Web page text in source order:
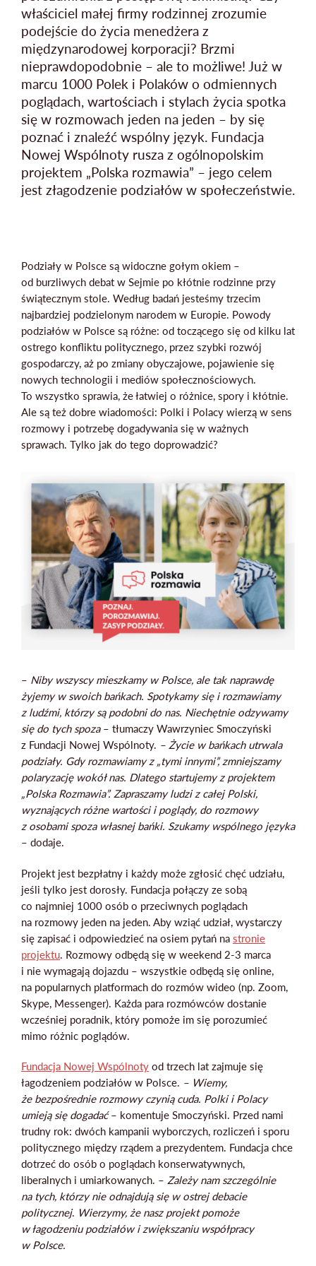
Mapa strony
właściciel małej firmy rodzinnej zrozumie
podejście do życia menedżera z
międzynarodowej korporacji? Brzmi
nieprawdopodobnie – ale to możliwe! Już w
marcu 1000 Polek i Polaków o odmiennych
poglądach, wartościach i stylach życia spotka
się w rozmowach jeden na jeden – by się
poznać i znaleźć wspólny język. Fundacja
Nowej Wspólnoty rusza z ogólnopolskim
projektem „Polska rozmawia” – jego celem
jest złagodzenie podziałów w społeczeństwie.
Podziały w Polsce są widoczne gołym okiem –
od burzliwych debat w Sejmie po kłótnie rodzinne przy
świątecznym stole. Według badań jesteśmy trzecim
najbardziej podzielonym narodem w Europie. Powody
podziałów w Polsce są różne: od toczącego się od kilku lat
ostrego konfliktu politycznego, przez szybki rozwój
gospodarczy, aż po zmiany obyczajowe, pojawienie się
nowych technologii i mediów społecznościowych.
To wszystko sprawia, że łatwiej o różnice, spory i kłótnie.
Ale są też dobre wiadomości: Polki i Polacy wierzą w sens
rozmowy i potrzebę dogadywania się w ważnych
sprawach. Tylko jak do tego doprowadzić?
– Niby wszyscy mieszkamy w Polsce, ale tak naprawdę
żyjemy w swoich bańkach. Spotykamy się i rozmawiamy
z ludźmi, którzy są podobni do nas. Niechętnie odzywamy
się do tych spoza– tłumaczy Wawrzyniec Smoczyński
z Fundacji Nowej Wspólnoty. – Życie w bańkach utrwala
podziały. Gdy rozmawiamy z „tymi innymi”, zmniejszamy
polaryzację wokół nas. Dlatego startujemy z projektem
„Polska Rozmawia”. Zapraszamy ludzi z całej Polski,
wyznających różne wartości i poglądy, do rozmowy
z osobami spoza własnej bańki. Szukamy wspólnego języka
– dodaje.
Projekt jest bezpłatny i każdy może zgłosić chęć udziału,
jeśli tylko jest dorosły. Fundacja połączy ze sobą
co najmniej 1000 osób o przeciwnych poglądach
na rozmowy jeden na jeden. Aby wziąć udział, wystarczy
się zapisać i odpowiedzieć na osiem pytań nastronie
projektu. Rozmowy odbędą się w weekend 2-3 marca
i nie wymagają dojazdu – wszystkie odbędą się online,
na popularnych platformach do rozmów wideo (np. Zoom,
Skype, Messenger). Każda para rozmówców dostanie
wcześniej poradnik, który pomoże im się porozumieć
mimo różnic poglądów.
Fundacja Nowej Wspólnotyod trzech lat zajmuje się
łagodzeniem podziałów w Polsce. – Wiemy,
że bezpośrednie rozmowy czynią cuda. Polki i Polacy
umieją się dogadać– komentuje Smoczyński. Przed nami
trudny rok: dwóch kampanii wyborczych, rozliczeń i sporu
politycznego między rządem a prezydentem. Fundacja chce
dotrzeć do osób o poglądach konserwatywnych,
liberalnych i umiarkowanych. – Zależy nam szczególnie
na tych, którzy nie odnajdują się w ostrej debacie
politycznej. Wierzymy, że nasz projekt pomoże
w łagodzeniu podziałów i zwiększaniu współpracy
w Polsce.